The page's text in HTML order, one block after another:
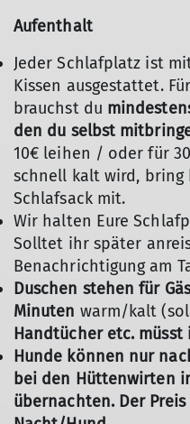
Aufenthalt
Jeder Schlafplatz ist
Kissen ausgestattet.
brauchst du
den du selbst
10€ leihen / oder für
schnell kalt wird,
Schlafsack mit.
Wir halten Eure
Solltet ihr später
Benachrichtigung am
Duschen stehen für
Minuten warm/kalt
Handtücher etc.
Hunde können nur
bei den Hüttenwirten
übernachten. Der